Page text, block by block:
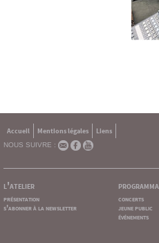
Accueil Mentions légales
Liens
NOUS SUIVRE :
l'atelier
présentation
s'abonner à la newsletter
concerts
jeune public
événements